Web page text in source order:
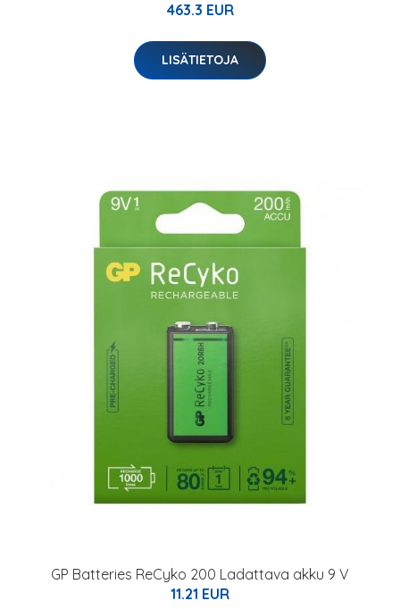
463.3 EUR
LISÄTIETOJA
GP Batteries ReCyko 200 Ladattava akku 9 V
11.21 EUR